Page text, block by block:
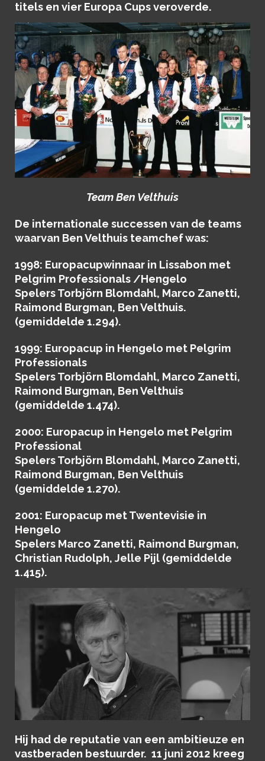
titels en vier Europa Cups veroverde.
Team Ben Velthuis
De internationale successen van de teams
waarvan Ben Velthuis teamchef was:
1998: Europacupwinnaar in Lissabon met
Pelgrim Professionals /Hengelo
Spelers Torbjörn Blomdahl, Marco Zanetti,
Raimond Burgman, Ben Velthuis.
(gemiddelde 1.294).
1999: Europacup in Hengelo met Pelgrim
Professionals
Spelers Torbjörn Blomdahl, Marco Zanetti,
Raimond Burgman, Ben Velthuis
(gemiddelde 1.474).
2000: Europacup in Hengelo met Pelgrim
Professional
Spelers Torbjörn Blomdahl, Marco Zanetti,
Raimond Burgman, Ben Velthuis
(gemiddelde 1.270).
2001: Europacup met Twentevisie in
Hengelo
Spelers Marco Zanetti, Raimond Burgman,
Christian Rudolph, Jelle Pijl (gemiddelde
1.415).
Hij had de reputatie van een ambitieuze en
vastberaden bestuurder. 11 juni 2012 kreeg